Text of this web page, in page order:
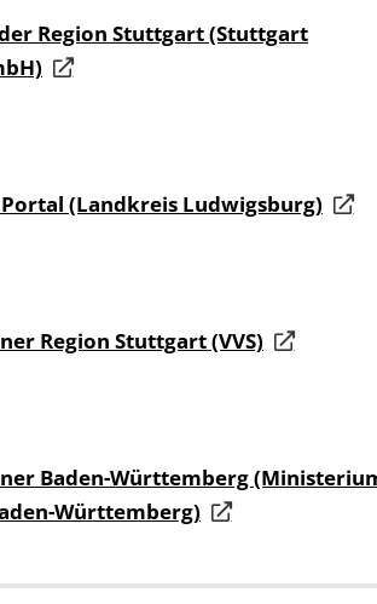
Region Stuttgart (Stuttgart
(Landkreis Ludwigsburg)
Region Stuttgart (VVS)
Baden-Württemberg
Württemberg)